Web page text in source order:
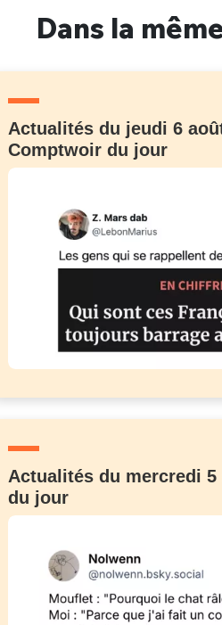
Dans la
Actualités du jeudi 6
Comptwoir du jour
Actualités du mercredi
du jour